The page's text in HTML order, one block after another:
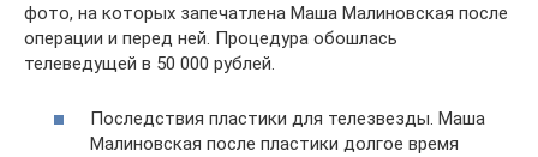
фото, на которых запечатлена Маша Малиновская после
операции и перед ней. Процедура обошлась
телеведущей в 50 000 рублей.
Последствия пластики для телезвезды. Маша
Малиновская после пластики долгое время